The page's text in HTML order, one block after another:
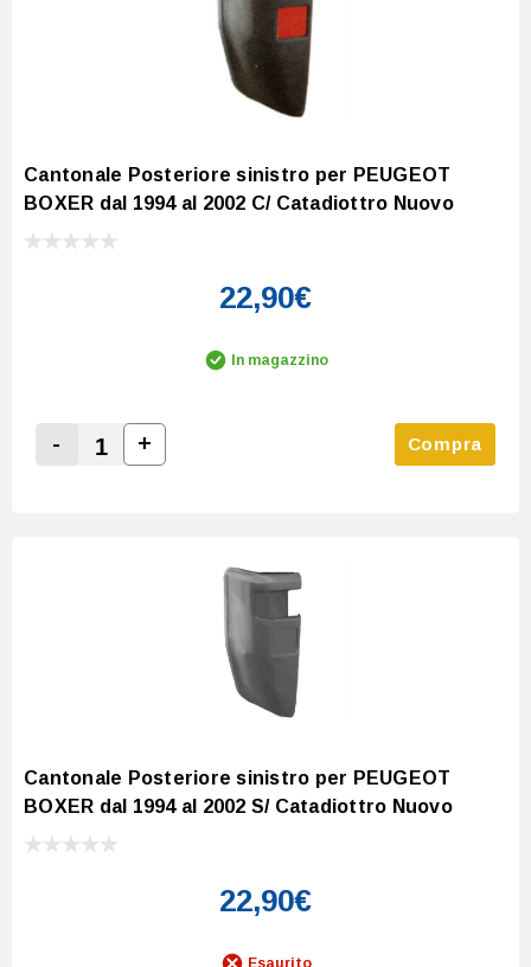
Cantonale Posteriore sinistro per PEUGEOT
BOXER dal 1994 al 2002 C/ Catadiottro Nuovo
22,90€
In magazzino
-
Increase Quantity:
+ Compra
Cantonale Posteriore sinistro per PEUGEOT
BOXER dal 1994 al 2002 S/ Catadiottro Nuovo
22,90€